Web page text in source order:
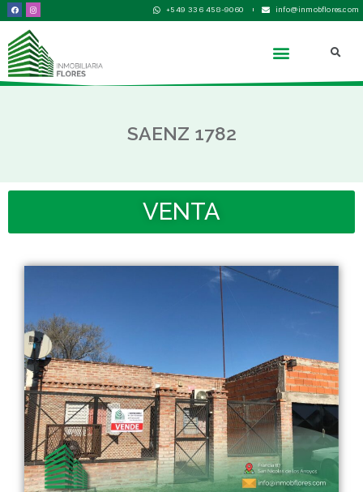
+549 336 458-9060 info@inmobflores.com
SAENZ 1782
VENTA